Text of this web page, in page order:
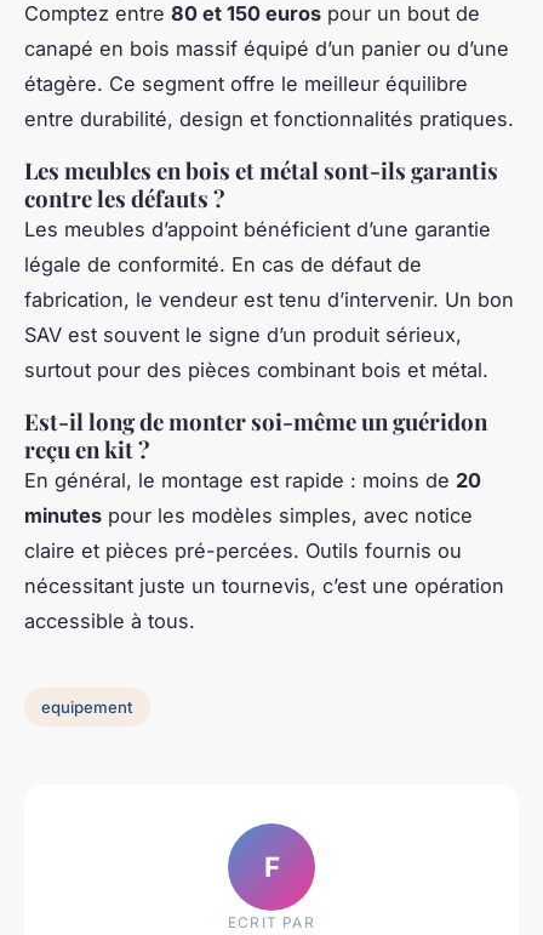
Comptez entre 80 et 150 euros pour un bout de
canapé en bois massif équipé d’un panier ou d’une
étagère. Ce segment offre le meilleur équilibre
entre durabilité, design et fonctionnalités pratiques.
Les meubles en bois et métal sont-ils garantis
contre les défauts ?
Les meubles d’appoint bénéficient d’une garantie
légale de conformité. En cas de défaut de
fabrication, le vendeur est tenu d’intervenir. Un bon
SAV est souvent le signe d’un produit sérieux,
surtout pour des pièces combinant bois et métal.
Est-il long de monter soi-même un guéridon
reçu en kit ?
En général, le montage est rapide : moins de 20
minutes pour les modèles simples, avec notice
claire et pièces pré-percées. Outils fournis ou
nécessitant juste un tournevis, c’est une opération
accessible à tous.
equipement
F
ECRIT PAR